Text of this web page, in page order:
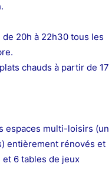
20h à 22h30 tous les
chauds à partir de 17
espaces multi-loisirs (un
entièrement rénovés et
et 6 tables de jeux